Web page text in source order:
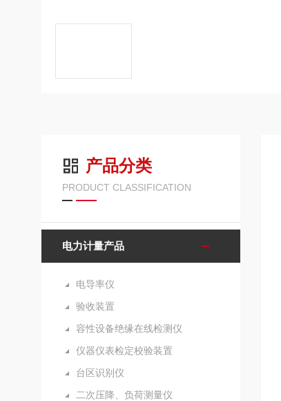
产品分类
PRODUCT CLASSIFICATION
电力计量产品
电导率仪
验收装置
容性设备绝缘在线检测仪
仪器仪表检定校验装置
台区识别仪
二次压降、负荷测量仪